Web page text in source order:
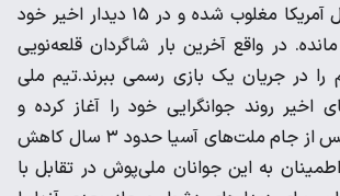
بازی دوستانه مقابل آمریکا مغلوب شده و در ۱۵ دیدار اخیر خود
در واقع آخرین بار شاگردان قلعه‌نویی
را در جریان یک بازی رسمی ببرند.تیم ملی
اخیر روند جوانگرایی خود را آغاز کرده و
میانگین سنی‌اش پس از جام ملت‌های آسیا حدود ۳ سال کاهش
به این جوانان ملی‌پوش در تقابل با